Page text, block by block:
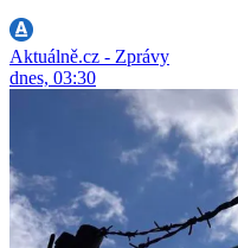
Aktuálně.cz - Zprávy
dnes, 03:30